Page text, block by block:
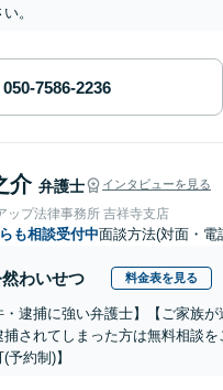
。
介 弁護士 インタビューを見る
ップ法律事務所 吉祥寺支店
も相談受付中面談方法(対面・電
わいせつ 料金表を見る
・逮捕に強い弁護士】【ご家族
捕されてしまった方は無料相談
予約制)】